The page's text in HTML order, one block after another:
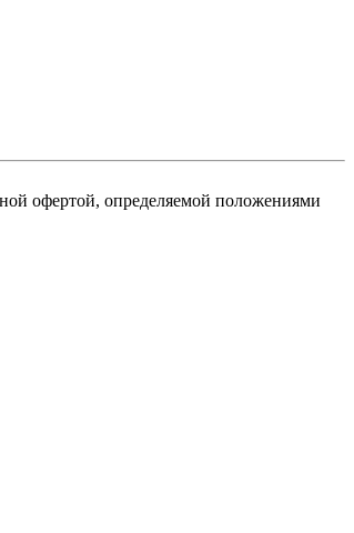
офертой, определяемой положениями